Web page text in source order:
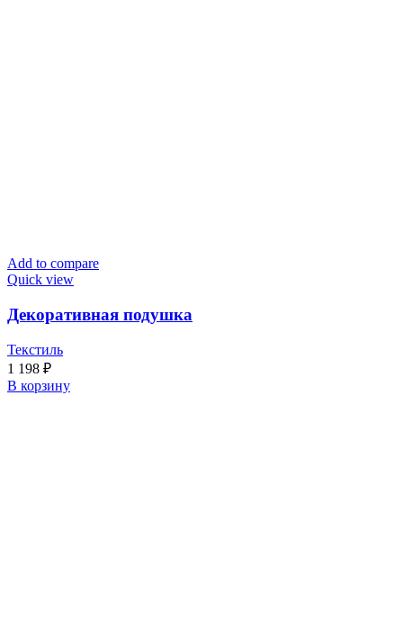
Add to compare
Quick view
Декоративная подушка
Текстиль
1 198 ₽
В корзину